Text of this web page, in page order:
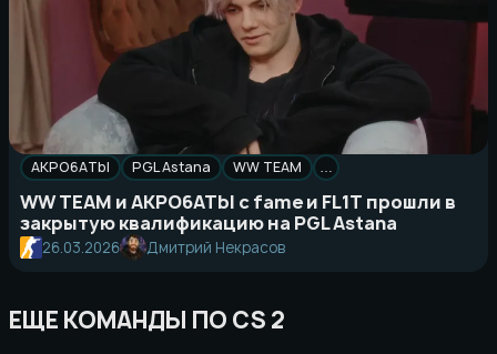
AKPO6ATbI PGL Astana WW TEAM …
WW TEAM и AKPO6ATbI с fame и FL1T прошли в
закрытую квалификацию на PGL Astana
26.03.2026 Дмитрий Некрасов
ЕЩЕ КОМАНДЫ ПО CS 2